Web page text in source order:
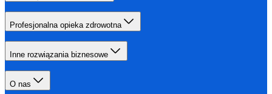
Profesjonalna opieka zdrowotna
Inne rozwiązania biznesowe
O nas